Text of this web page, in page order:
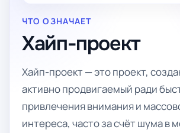
ЧТО ОЗНАЧАЕТ
Хайп-проект
Хайп-проект — это проект,
активно продвигаемый ради
привлечения внимания и
интереса, часто за счёт шума в